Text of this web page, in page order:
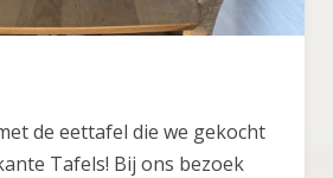
de eettafel die we gekocht
Tafels! Bij ons bezoek